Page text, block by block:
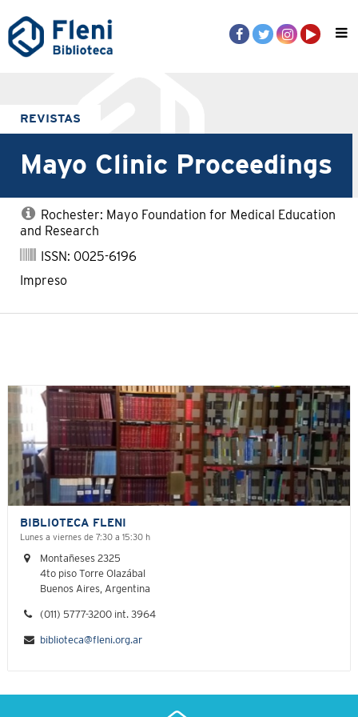
REVISTAS
Mayo Clinic Proceedings
Rochester: Mayo Foundation for Medical Education
and Research
ISSN: 0025-6196
Impreso
BIBLIOTECA FLENI
Lunes a viernes de 7:30 a 15:30 h
Montañeses 2325
4to piso Torre Olazábal
Buenos Aires, Argentina
(011) 5777-3200 int. 3964
biblioteca@fleni.org.ar